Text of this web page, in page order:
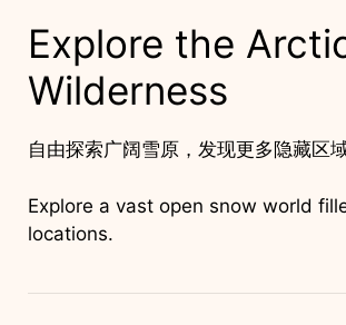
Explore the
Wilderness
自由探索广阔雪原，发现更多隐藏区域
Explore a vast open snow world
locations.